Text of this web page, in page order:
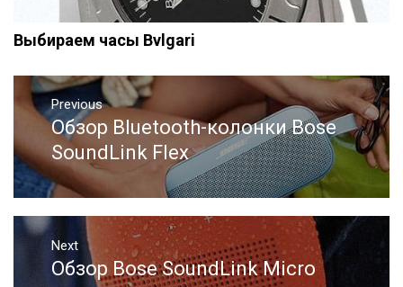
Выбираем часы Bvlgari
Навигация
по
записям
Previous
Previous
post:
Обзор Bluetooth-колонки Bose
SoundLink Flex
Next
Next
Обзор Bose SoundLink Micro